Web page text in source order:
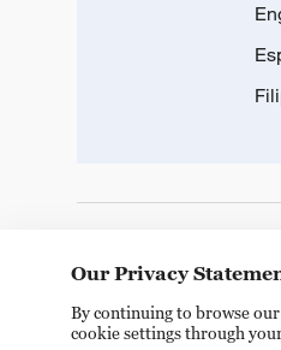
Our Privacy
By continuing to browse
cookie settings through